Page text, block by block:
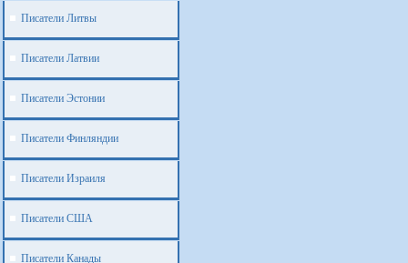
Писатели Литвы
Писатели Латвии
Писатели Эстонии
Писатели Финляндии
Писатели Израиля
Писатели США
Писатели Канады